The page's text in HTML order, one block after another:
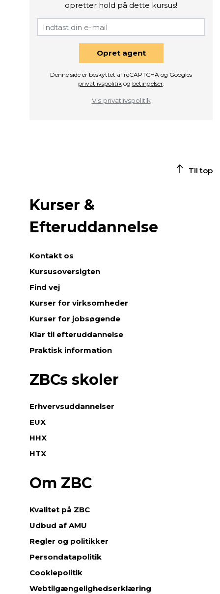
opretter hold på dette kursus!
Opret agent
Denne side er beskyttet af reCAPTCHA og Googles
privatlivspolitikog betingelser.
Vis privatlivspolitik
Til top
Kurser &
Efteruddannelse
Kontakt os
Kursusoversigten
Find vej
Kurser for virksomheder
Kurser for jobsøgende
Klar til efteruddannelse
Praktisk information
ZBCs skoler
Erhvervsuddannelser
EUX
HHX
HTX
Om ZBC
Kvalitet på ZBC
Udbud af AMU
Regler og politikker
Persondatapolitik
Cookiepolitik
Webtilgængelighedserklæring